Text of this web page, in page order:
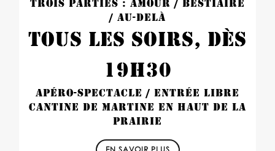
TROIS PARTIES : AMOUR / BESTIAIRE
/ AU-DELÀ
TOUS LES SOIRS, DÈS
19H30
APÉRO-SPECTACLE / ENTRÉE LIBRE
CANTINE DE MARTINE EN HAUT DE LA
PRAIRIE